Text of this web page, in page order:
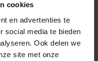
cookies
en advertenties te
social media te bieden
Ook delen we
site met onze